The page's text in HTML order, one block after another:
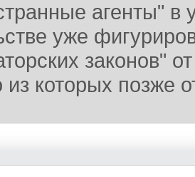
агенты" в
уже
законов"
из которых позже